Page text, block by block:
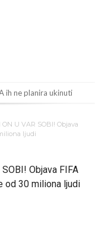
ih ne planira ukinuti
i Alcaraz odustaju, a
informacije, dobila je
Ovo su tri nova
U VAR SOBI! Objava
ljudi
Objava FIFA
od 30 miliona ljudi